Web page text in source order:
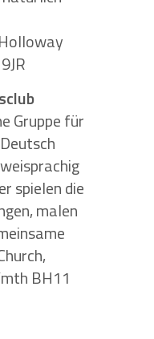
Gruppe für
spielen die
malen
BH11